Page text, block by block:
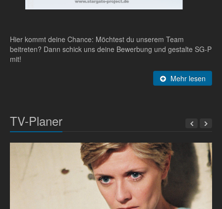
Hier kommt deine Chance: Möchtest du unserem Team
beitreten? Dann schick uns deine Bewerbung und gestalte SG-P
mit!
Mehr lesen
TV-Planer